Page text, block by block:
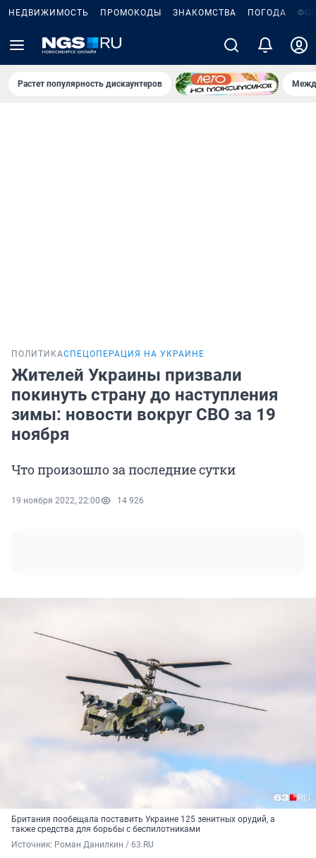
НЕДВИЖИМОСТЬ ПРОМОКОДЫ ЗНАКОМСТВА ПОГОДА
Растет популярность дискаунтеров
ПОЛИТИКАСПЕЦОПЕРАЦИЯ НА УКРАИНЕ
Жителей Украины призвали
покинуть страну до наступления
зимы: новости вокруг СВО за 19
ноября
Что произошло за последние сутки
19 ноября 2022, 22:00 14 926
Британия пообещала поставить Украине 125 зенитных орудий, а
также средства для борьбы с беспилотниками
Источник: Роман Данилкин / 63.RU